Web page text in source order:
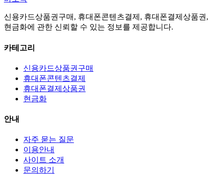
신용카드상품권구매, 휴대폰콘텐츠결제, 휴대폰결제상품권,
현금화에 관한 신뢰할 수 있는 정보를 제공합니다.
카테고리
신용카드상품권구매
휴대폰콘텐츠결제
휴대폰결제상품권
현금화
안내
자주 묻는 질문
이용안내
사이트 소개
문의하기